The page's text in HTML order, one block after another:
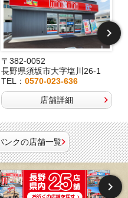
〒382-0052
長野県須坂市大字塩川26-1
TEL：0570-023-636
店舗詳細
ンクの店舗一覧